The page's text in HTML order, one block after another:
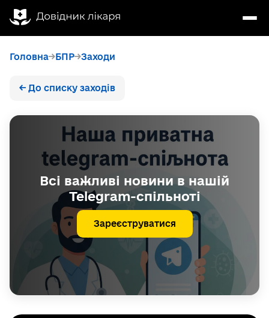
Головна БПР Заходи
← До списку заходів
Всі важливі новини в нашій
Telegram-спільноті
Зареєструватися